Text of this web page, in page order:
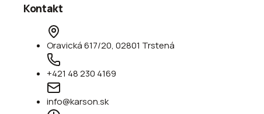
Kontakt
Oravická 617/20, 02801 Trstená
+421 48 230 4169
info@karson.sk